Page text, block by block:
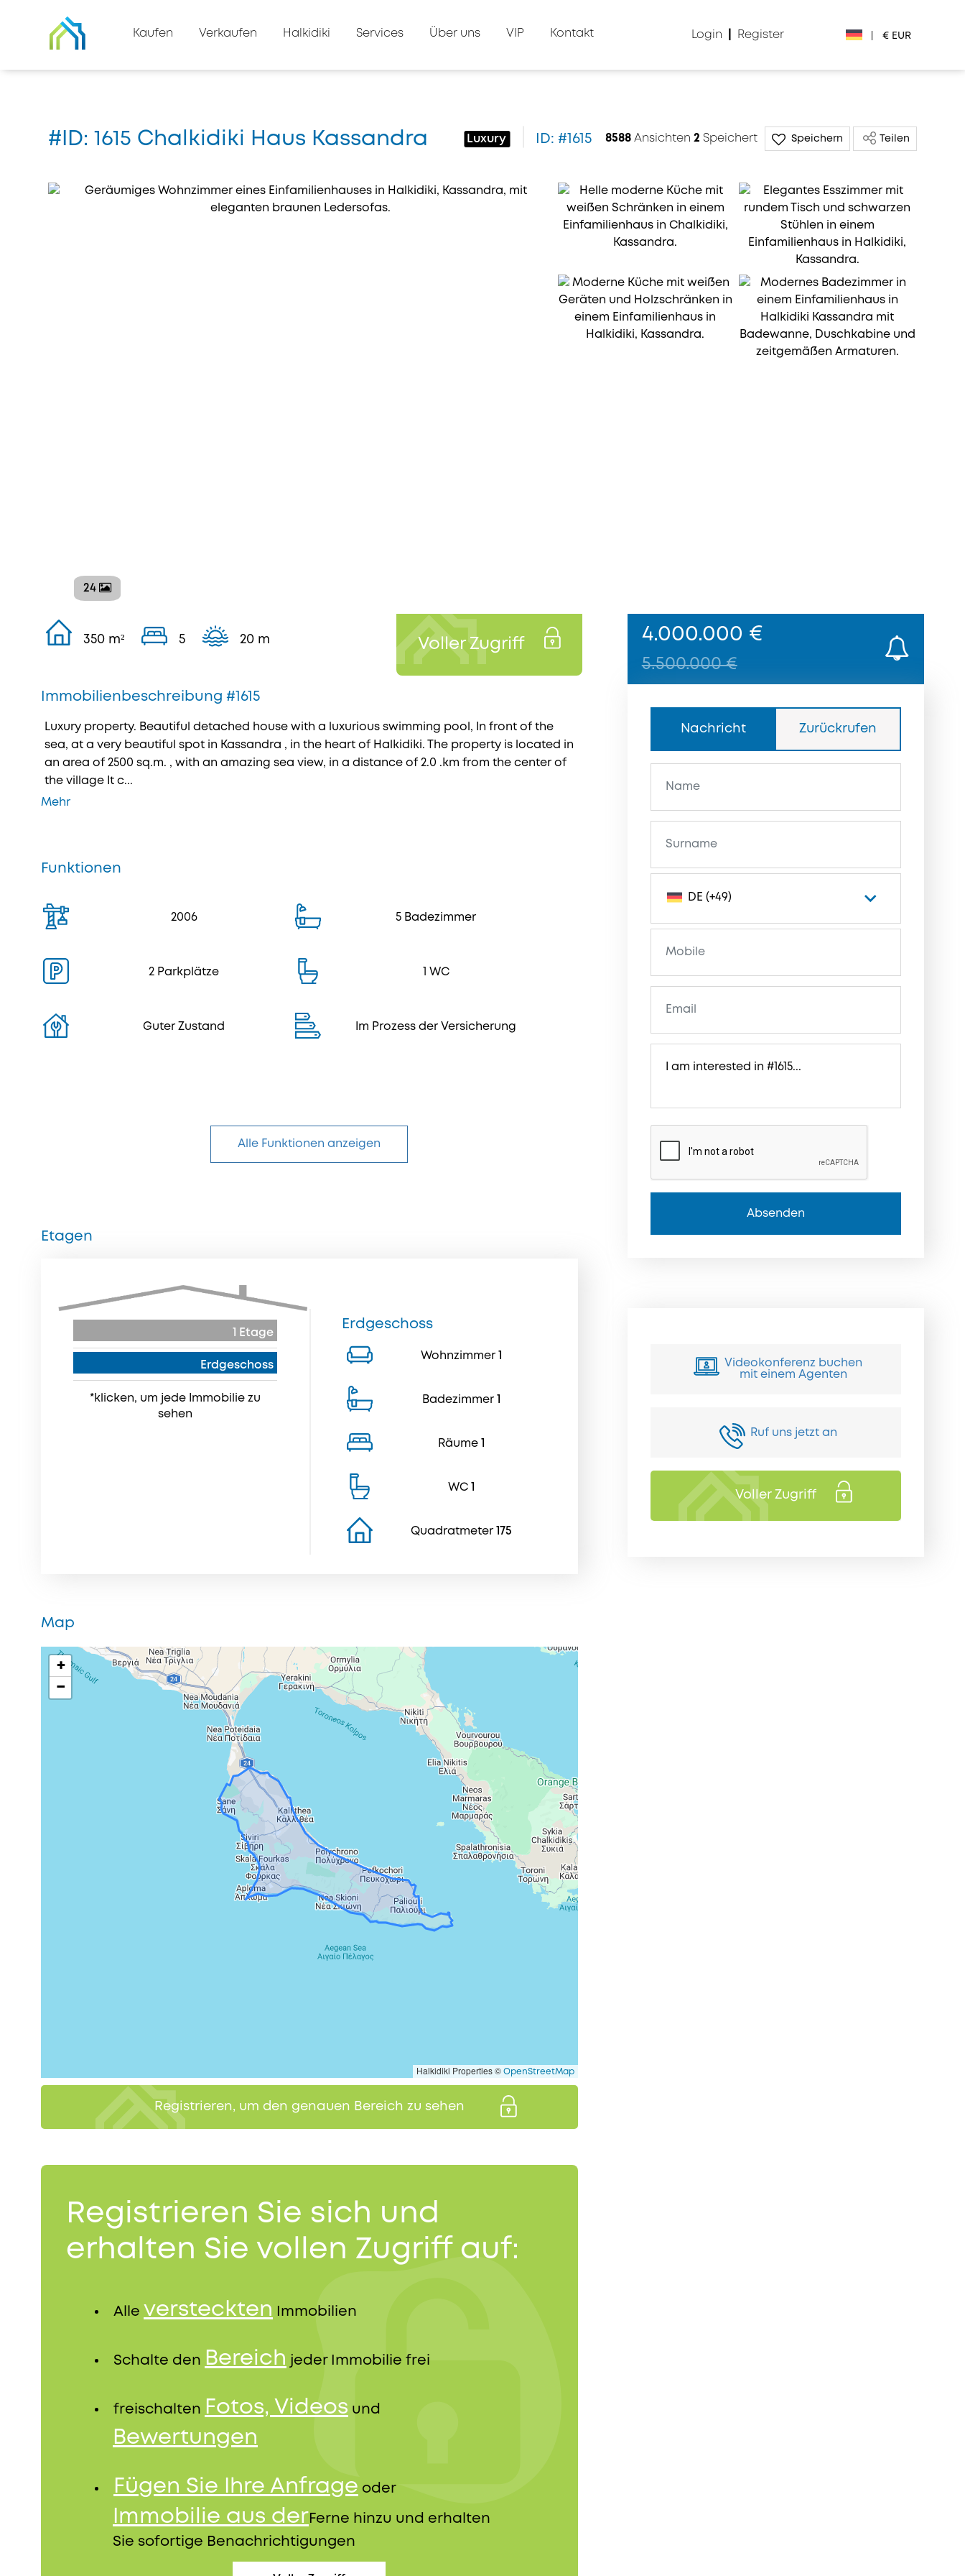
Kaufen Verkaufen Halkidiki Services Über uns VIP Kontakt Login Register € EUR
£ GBP
Лв. BGN
din RSD
#ID: 1615 Chalkidiki Haus Kassandra Luxury ID: #1615 8588Ansichten 2 Speichert Speichern Teilen
24
350 m² 5 20 m Voller Zugriff
Immobilienbeschreibung #1615
Luxury property. Beautiful detached house with a luxurious swimming pool, In front of the
sea, at a very beautiful spot in Kassandra , in the heart of Halkidiki. The property is located in
an area of 2500 sq.m. , with an amazing sea view, in a distance of 2.0 .km from the center of
the village It c...
Mehr
Funktionen
2006 5 Badezimmer
2 Parkplätze 1 WC
Guter Zustand Im Prozess der Versicherung
Alle Funktionen anzeigen
Etagen
1 Etage
Erdgeschoss
*klicken, um jede Immobilie zu
sehen
Erdgeschoss
Wohnzimmer
Badezimmer
Räume
WC
Quadratmeter 175
Map
+
−
Halkidiki Properties © OpenStreetMap
Registrieren, um den genauen Bereich zu sehen
Registrieren Sie sich und
erhalten Sie vollen Zugriff auf:
Alle versteckten Immobilien
Schalte den Bereich jeder Immobilie frei
freischalten Fotos, Videos und
Bewertungen
Fügen Sie Ihre Anfrage oder
Immobilie aus derFerne hinzu und erhalten
Sie sofortige Benachrichtigungen
4.000.000 €
5.500.000 €
Nachricht Zurückrufen
DE (+49)
Absenden
Videokonferenz buchen
mit einem Agenten
Ruf uns jetzt an
Voller Zugriff